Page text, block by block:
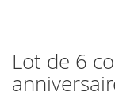
Skip
to
the
Lot de 6